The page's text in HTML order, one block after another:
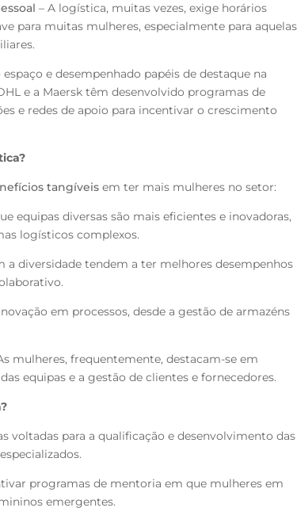
– A logística, muitas vezes, exige horários
para muitas mulheres, especialmente para aquelas
e desempenhado papéis de destaque na
e a Maersk têm desenvolvido programas de
e redes de apoio para incentivar o crescimento
tangíveis em ter mais mulheres no setor:
equipas diversas são mais eficientes e inovadoras,
logísticos complexos.
a diversidade tendem a ter melhores desempenhos
em processos, desde a gestão de armazéns
mulheres, frequentemente, destacam-se em
equipas e a gestão de clientes e fornecedores.
voltadas para a qualificação e desenvolvimento das
programas de mentoria em que mulheres em
emergentes.